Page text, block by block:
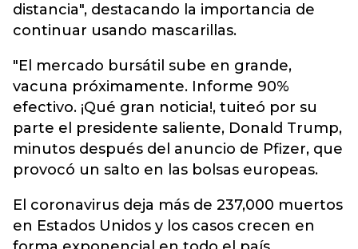
distancia", destacando la importancia de
continuar usando mascarillas.
"El mercado bursátil sube en grande,
vacuna próximamente. Informe 90%
efectivo. ¡Qué gran noticia!, tuiteó por su
parte el presidente saliente, Donald Trump,
minutos después del anuncio de Pfizer, que
provocó un salto en las bolsas europeas.
El coronavirus deja más de 237,000 muertos
en Estados Unidos y los casos crecen en